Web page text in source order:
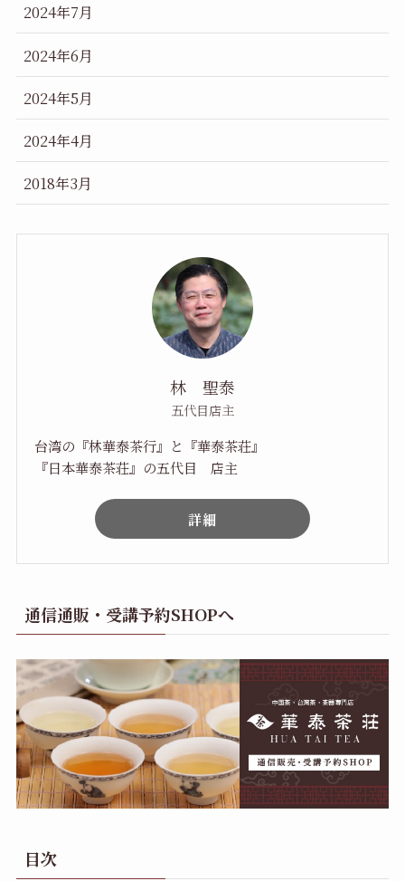
2024年7月
2024年6月
2024年5月
2024年4月
2018年3月
林 聖泰
五代目店主
台湾の『林華泰茶行』と『華泰茶荘』
『日本華泰茶荘』の五代目 店主
詳細
通信通販・受講予約SHOPへ
目次